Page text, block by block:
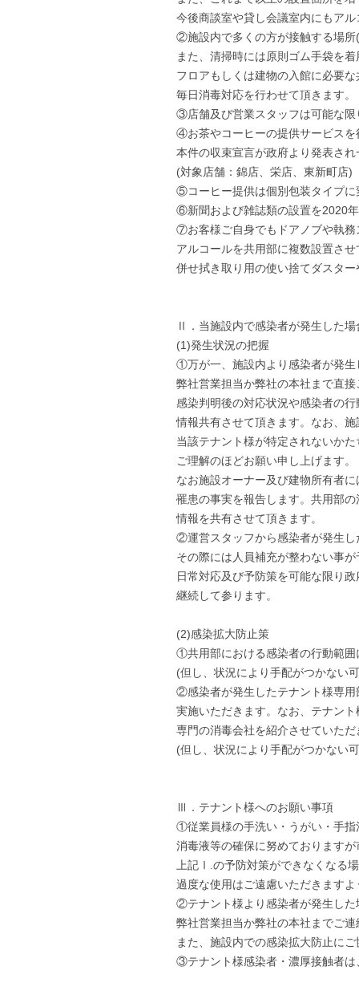
今後商談室や貸し会議室内にもア
②施設内で多くの方が接触する場所
また、清掃時には原則ゴム手袋を
フロアもしくは建物の入館に必要
毎日消毒対応を行わせて頂きます。
③店舗及び営業スタッフは可能な限
④お茶やコーヒーの提供サービスを
本件の収束宣言が政府より発表さ
(対象店舗：錦店、栄店、東新町店)
⑤コーヒー提供は個別包装タイプ
⑥新聞および雑誌類の設置を2020
⑦お客様ご自身でもドアノブや執務
アルコールを共用部に複数設置さ
併せ拭き取り用の使い捨てダスタ
Ⅱ．当施設内で感染者が発生した場
(1)発生状況の把握
①万が一、施設内より感染者が発
弊社営業担当か弊社の本社まで直
感染判明後の対応状況や感染者の
情報共有させて頂きます。なお、
当該テナント様が特定されないか
ご理解のほどお願い申し上げます。
なお施設オーナー及び建物所有者
罹患の事実を報告します。共用部
情報を共有させて頂きます。
②運営スタッフから感染者が発生し
その際には人員補充が整わない事
日常対応及び予防策を可能な限り
継続して参ります。
(2)感染拡大防止策
①共用部における感染者の行動範囲
(但し、状況により手配がつかない
②感染者が発生したテナント様専
実施いただきます。なお、テナン
専門の消毒会社を紹介させていただ
(但し、状況により手配がつかない
Ⅲ．テナント様へのお願い事項
①従業員様の手洗い・うがい・手
消毒液等の確保に努めております
上記Ⅰ.の予防対策ができなくなる
過度な使用はご遠慮いただきます
②テナント様より感染者が発生し
弊社営業担当か弊社の本社までご
また、施設内での感染拡大防止に
③テナント様感染者・濃厚接触者は